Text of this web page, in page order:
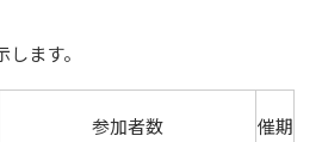
ます。
参加者数
催期